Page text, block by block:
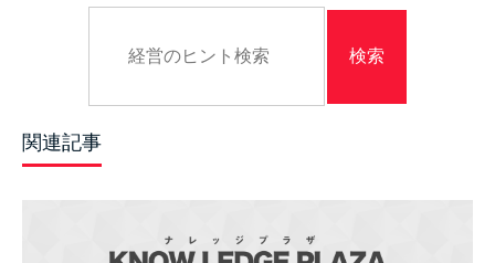
関連記事